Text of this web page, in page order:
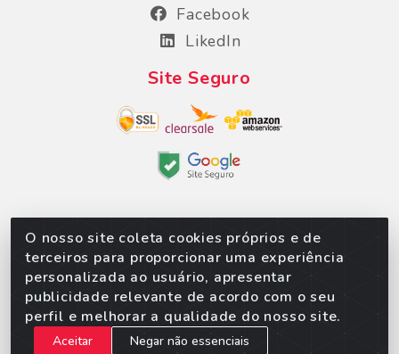
O nosso site coleta cookies próprios e de
terceiros para proporcionar uma experiência
personalizada ao usuário, apresentar
publicidade relevante de acordo com o seu
perfil e melhorar a qualidade do nosso site.
Aceitar Negar não essenciais
Facebook
LikedIn
Site Seguro
Sorpan - Rodovia dos Imigrantes, Lote 06, São
Matheus, Várzea Grande/MT – CEP 78152-135 -
CNPJ 02.623.537/0010-24